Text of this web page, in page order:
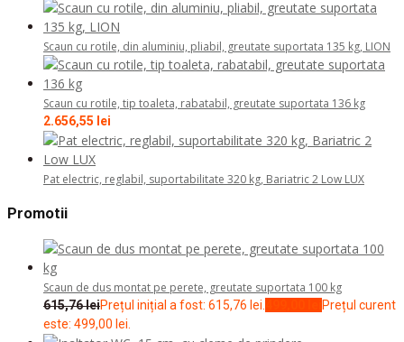
Scaun cu rotile, din aluminiu, pliabil, greutate suportata 135 kg, LION
Scaun cu rotile, tip toaleta, rabatabil, greutate suportata 136 kg
2.656,55 lei
Pat electric, reglabil, suportabilitate 320 kg, Bariatric 2 Low LUX
Promotii
Scaun de dus montat pe perete, greutate suportata 100 kg
615,76leiPrețul inițial a fost: 615,76 lei.
Prețul curent
este: 499,00 lei.